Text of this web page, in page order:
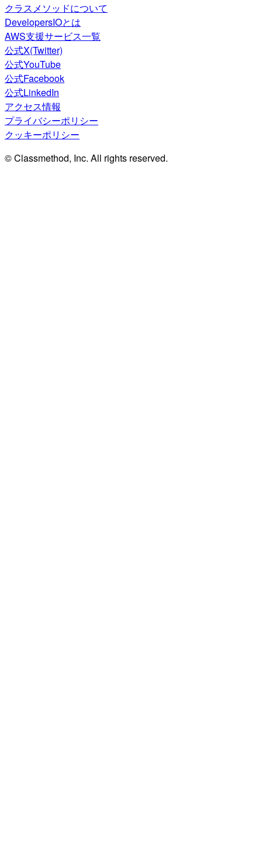
クラスメソッドについて
DevelopersIOとは
AWS支援サービス一覧
公式X(Twitter)
公式YouTube
公式Facebook
公式LinkedIn
アクセス情報
プライバシーポリシー
クッキーポリシー
© Classmethod, Inc. All rights reserved.